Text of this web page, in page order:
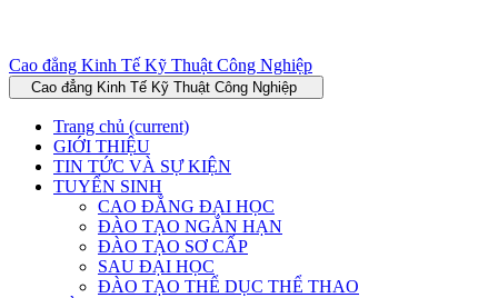
Cao đẳng Kinh Tế Kỹ Thuật Công Nghiệp
Cao đẳng Kinh Tế Kỹ Thuật Công Nghiệp
Trang chủ (current)
GIỚI THIỆU
TIN TỨC VÀ SỰ KIỆN
TUYỂN SINH
CAO ĐẲNG ĐẠI HỌC
ĐÀO TẠO NGẮN HẠN
ĐÀO TẠO SƠ CẤP
SAU ĐẠI HỌC
ĐÀO TẠO THỂ DỤC THỂ THAO